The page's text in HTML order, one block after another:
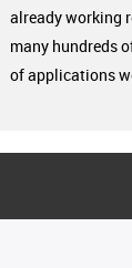
already working
many hundreds
of applications